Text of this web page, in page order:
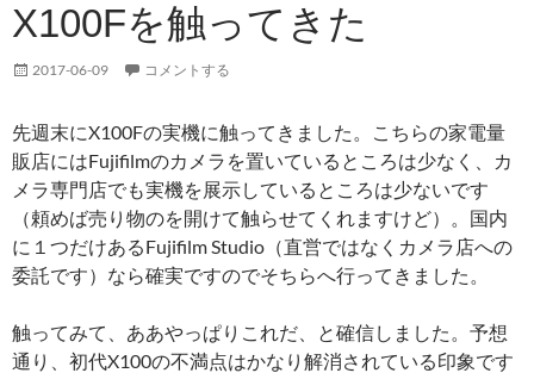
X100Fを触ってきた
2017-06-09 コメントする
先週末にX100Fの実機に触ってきました。こちらの家電量
販店にはFujifilmのカメラを置いているところは少なく、カ
メラ専門店でも実機を展示しているところは少ないです
（頼めば売り物のを開けて触らせてくれますけど）。国内
に１つだけあるFujifilm Studio（直営ではなくカメラ店への
委託です）なら確実ですのでそちらへ行ってきました。
触ってみて、ああやっぱりこれだ、と確信しました。予想
通り、初代X100の不満点はかなり解消されている印象です